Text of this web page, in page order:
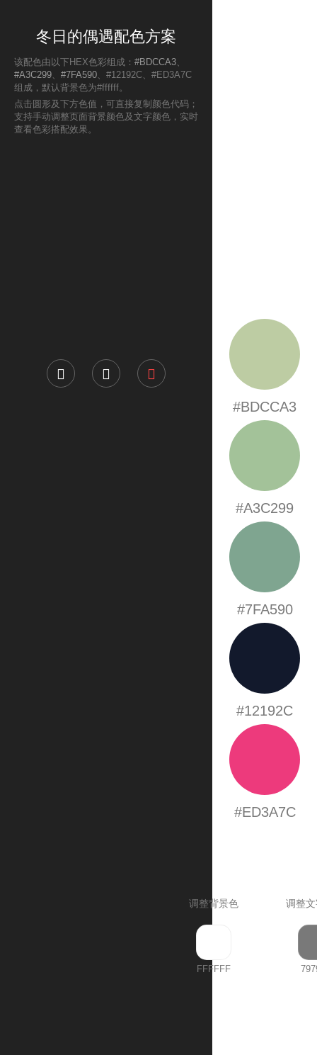
冬日的偶遇配色方案
该配色由以下HEX色彩组成： #BDCCA3、
#A3C299、 #7FA590、#12192C、#ED3A7C
组成，默认背景色为#ffffff。
点击圆形及下方色值，可直接复制颜色代码；
支持手动调整页面背景颜色及文字颜色，实时
查看色彩搭配效果。
#BDCCA3
#A3C299
#7FA590
#12192C
#ED3A7C
调整背景色 调整